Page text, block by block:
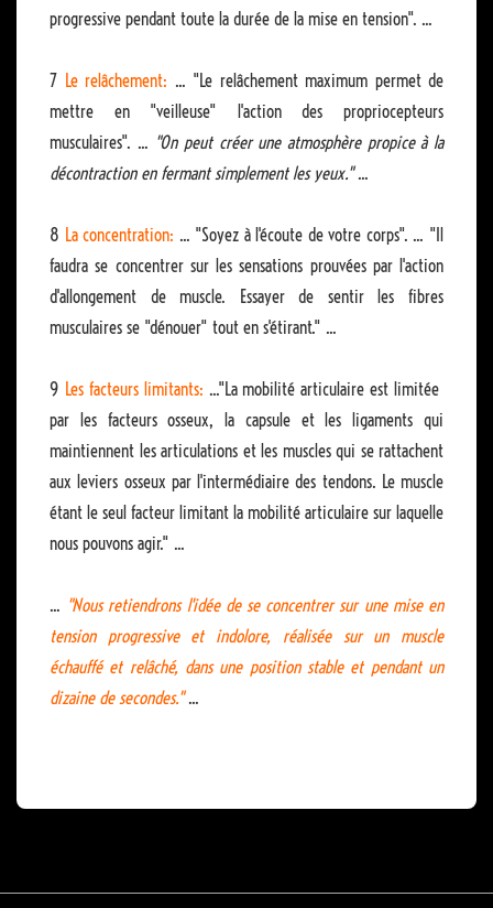
progressive pendant toute la durée de la mise en tension". ...
7 Le relâchement: ... "Le relâchement maximum permet de
mettre en "veilleuse" l'action des propriocepteurs
musculaires". ... "On peut créer une atmosphère propice à la
décontraction en fermant simplement les yeux."...
8 La concentration: ... "Soyez à l'écoute de votre corps". ... "Il
faudra se concentrer sur les sensations prouvées par l'action
d'allongement de muscle. Essayer de sentir les fibres
musculaires se "dénouer" tout en s'étirant." ...
9 Les facteurs limitants: ..."La mobilité articulaire est limitée
par les facteurs osseux, la capsule et les ligaments qui
maintiennent les articulations et les muscles qui se rattachent
aux leviers osseux par l'intermédiaire des tendons. Le muscle
étant le seul facteur limitant la mobilité articulaire sur laquelle
nous pouvons agir." ...
... "Nous retiendrons l'idée de se concentrer sur une mise en
tension progressive et indolore, réalisée sur un muscle
échauffé et relâché, dans une position stable et pendant un
dizaine de secondes."...